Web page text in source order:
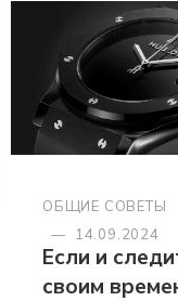
ОБЩИЕ СОВЕТЫ
—
14.09.2024
Если и
своим